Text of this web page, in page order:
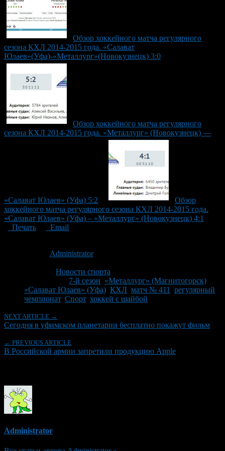
Обзор хоккейного матча регулярного
сезона КХЛ 2014-2015 года. «Салават
Юлаев»(Уфа)-«Металлург»(Новокузнецк) 3:0
Обзор хоккейного матча регулярного
сезона КХЛ 2014-2015 года. «Металлург» (Новокузнецк) —
«Салават Юлаев» (Уфа) 5:2
Обзор
хоккейного матча регулярного сезона КХЛ 2014-2015 года.
«Салават Юлаев» (Уфа) – «Металлург» (Новокузнецк) 4:1
Печать
Email
Administrator
Новости спорта
7-й сезон «Металлург» (Магнитогорск)
«Салават Юлаев» (Уфа) КХЛ матч № 411
регулярный
чемпионат, Спорт, хоккей с шайбой
NEXT ARTICLE →
Сегодня в уфимском планетарии бесплатно покажут фильм
← PREVIOUS ARTICLE
В Российской армии запретили продукцию Apple
Administrator